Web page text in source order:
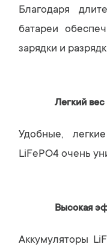
Благодаря
батареи
зарядки и
Легкий вес
Удобные,
LiFePO4 очень
Высокая
Аккумуляторы